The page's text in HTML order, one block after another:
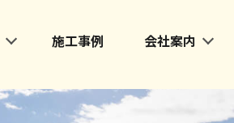
施工事例 会社案内